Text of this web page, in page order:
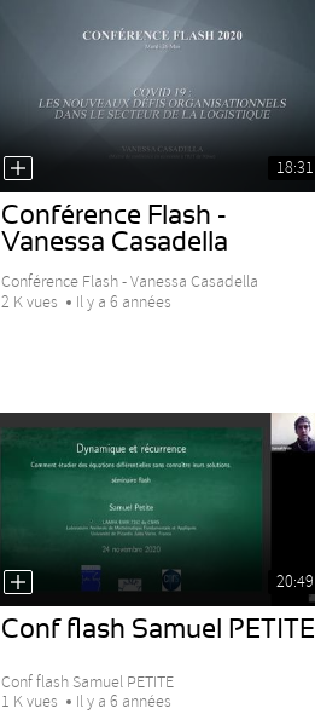
18:31
Conférence Flash -
Vanessa Casadella
Conférence Flash - Vanessa Casadella
2 K vues
Il y a 6 années
20:49
Conf flash Samuel PETITE
Conf flash Samuel PETITE
1 K vues
Il y a 6 années